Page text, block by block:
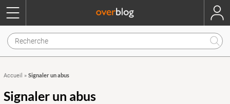
Accueil » Signaler un abus
Signaler un abus